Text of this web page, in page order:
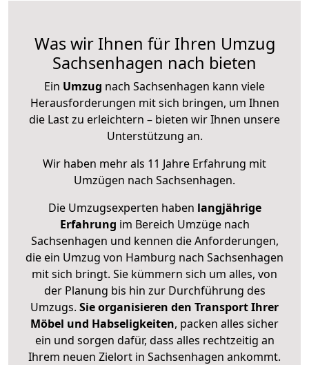
Was wir Ihnen für Ihren Umzug
Sachsenhagen nach bieten
Ein Umzug nach Sachsenhagen kann viele
Herausforderungen mit sich bringen, um Ihnen
die Last zu erleichtern – bieten wir Ihnen unsere
Unterstützung an.
Wir haben mehr als 11 Jahre Erfahrung mit
Umzügen nach Sachsenhagen.
Die Umzugsexperten haben langjährige
Erfahrung im Bereich Umzüge nach
Sachsenhagen und kennen die Anforderungen,
die ein Umzug von Hamburg nach Sachsenhagen
mit sich bringt. Sie kümmern sich um alles, von
der Planung bis hin zur Durchführung des
Umzugs. Sie organisieren den Transport Ihrer
Möbel und Habseligkeiten, packen alles sicher
ein und sorgen dafür, dass alles rechtzeitig an
Ihrem neuen Zielort in Sachsenhagen ankommt.